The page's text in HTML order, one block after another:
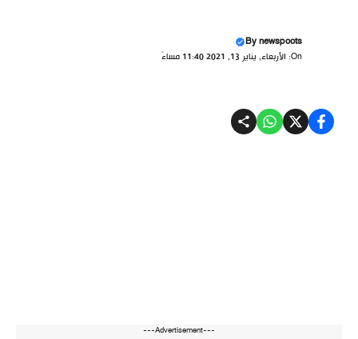
Bynewspoots
On: الأربعاء, يناير 13, 2021 11:40 مساءً
---Advertisement---